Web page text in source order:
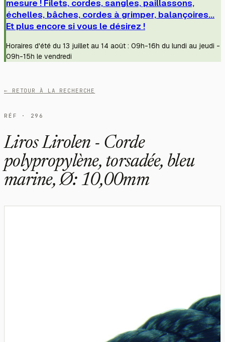
mesure ! Filets, cordes, sangles, paillassons,
échelles, bâches, cordes à grimper, balançoires...
Et plus encore si vous le désirez !
Horaires d'été du 13 juillet au 14 août : 09h-16h du lundi au jeudi -
09h-15h le vendredi
← RETOUR À LA RECHERCHE
RÉF · 296
Liros Lirolen - Corde
polypropylène, torsadée, bleu
marine, Ø: 10,00mm